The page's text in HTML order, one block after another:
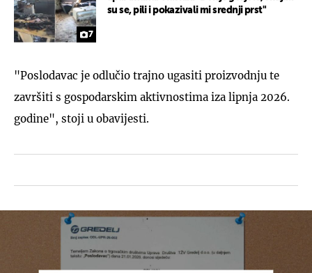
7
su se, pili i pokazivali mi srednji prst"
"Poslodavac je odlučio trajno ugasiti proizvodnju te
završiti s gospodarskim aktivnostima iza lipnja 2026.
godine", stoji u obavijesti.